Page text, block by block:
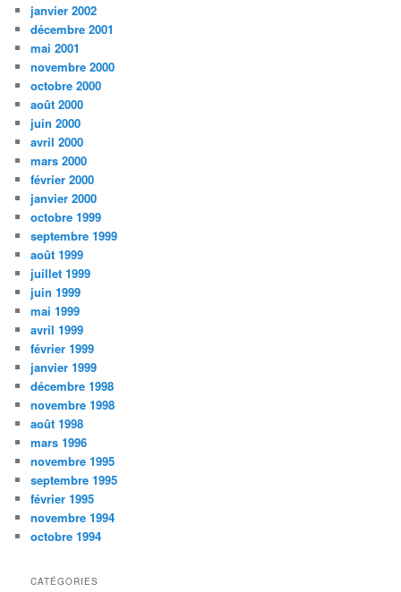
janvier 2002
décembre 2001
mai 2001
novembre 2000
octobre 2000
août 2000
juin 2000
avril 2000
mars 2000
février 2000
janvier 2000
octobre 1999
septembre 1999
août 1999
juillet 1999
juin 1999
mai 1999
avril 1999
février 1999
janvier 1999
décembre 1998
novembre 1998
août 1998
mars 1996
novembre 1995
septembre 1995
février 1995
novembre 1994
octobre 1994
CATÉGORIES